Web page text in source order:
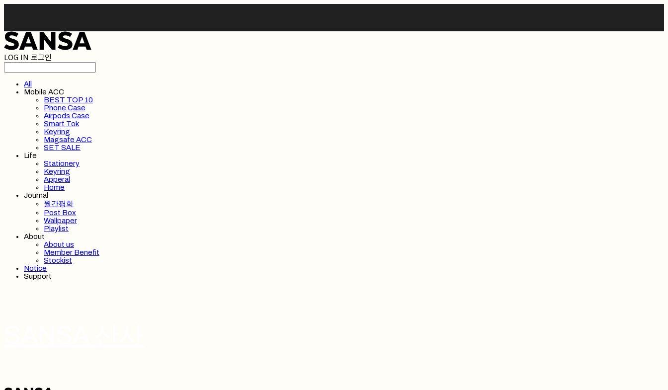
LOG IN 로그인
All
Mobile ACC
BEST TOP 10
Phone Case
Airpods Case
Smart Tok
Keyring
Magsafe ACC
SET SALE
Life
Stationery
Keyring
Apperal
Home
Journal
월간평화
Post Box
Wallpaper
Playlist
About
About us
Member Benefit
Stockist
Notice
Support